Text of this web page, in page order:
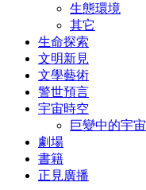
生態環境
其它
生命探索
文明新見
文學藝術
警世預言
宇宙時空
巨變中的宇宙
劇場
書籍
正見廣播